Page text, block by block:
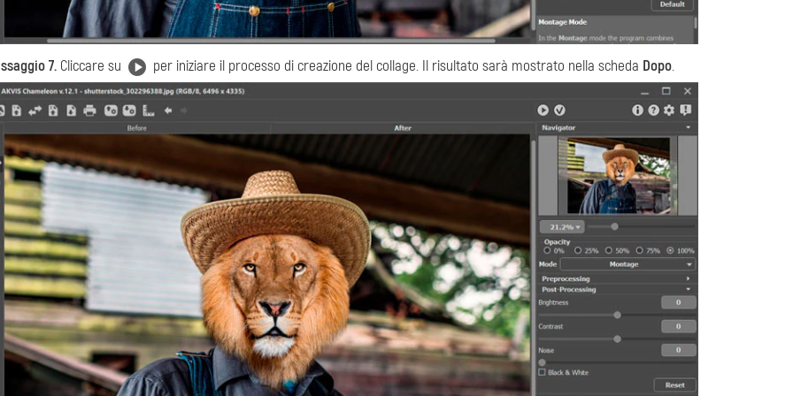
7. Cliccare su per iniziare il processo di creazione del collage. Il risultato sarà mostrato nella scheda Dopo.